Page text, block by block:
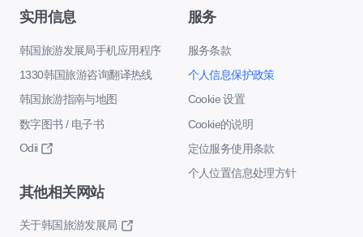
实用信息
韩国旅游发展局手机应用程序
1330韩国旅游咨询翻译热线
韩国旅游指南与地图
数字图书 / 电子书
Odii
服务
服务条款
个人信息保护政策
Cookie 设置
Cookie的说明
定位服务使用条款
个人位置信息处理方针
其他相关网站
关于韩国旅游发展局